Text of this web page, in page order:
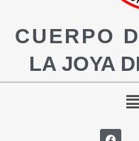
CUERPO
LA JOYA